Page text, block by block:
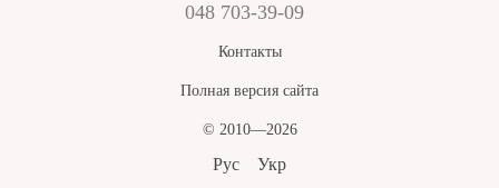
048 703-39-09
Контакты
Полная версия сайта
© 2010—2026
Рус Укр